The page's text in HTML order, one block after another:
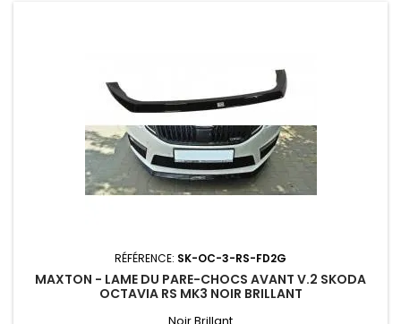
RÉFÉRENCE: SK-OC-3-RS-FD2G
MAXTON - LAME DU PARE-CHOCS AVANT V.2 SKODA
OCTAVIA RS MK3 NOIR BRILLANT